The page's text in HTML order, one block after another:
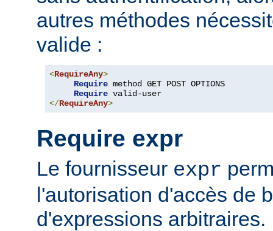
autres méthodes
valide :
<RequireAny>
Require method GET POST OPTIONS
Require
</RequireAny>
Require expr
Le fournisseur expr
l'autorisation d'accès de
d'expressions arbitraires.